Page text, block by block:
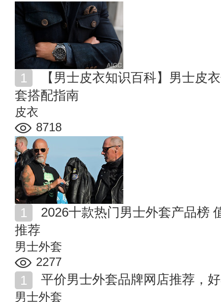
套搭配指南
皮衣
8718
推荐
男士外套
2277
平价男士外套品牌网店推荐，
男士外套